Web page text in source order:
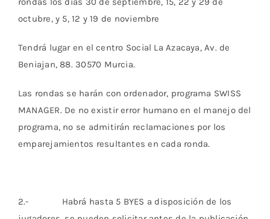
octubre, y 5, 12 y 19 de noviembre
Tendrá lugar en el centro Social La Azacaya, Av. de
Beniajan, 88. 30570 Murcia.
Las rondas se harán con ordenador, programa SWISS
MANAGER. De no existir error humano en el manejo del
programa, no se admitirán reclamaciones por los
emparejamientos resultantes en cada ronda.
2.- Habrá hasta 5 BYES a disposición de los